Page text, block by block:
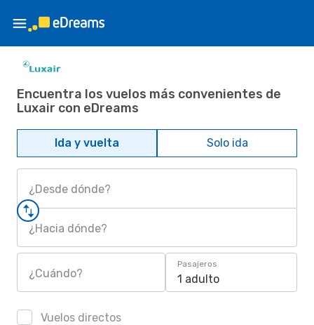
Encuentra los vuelos más convenientes de
Luxair con eDreams
Ida y vuelta Solo ida
¿Desde dónde?
¿Hacia dónde?
¿Cuándo?
Pasajeros
1 adulto
Vuelos directos